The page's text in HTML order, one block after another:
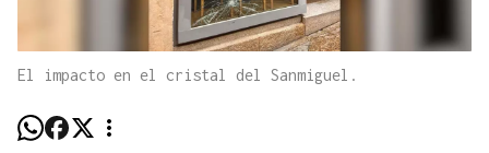
El impacto en el cristal del Sanmiguel.